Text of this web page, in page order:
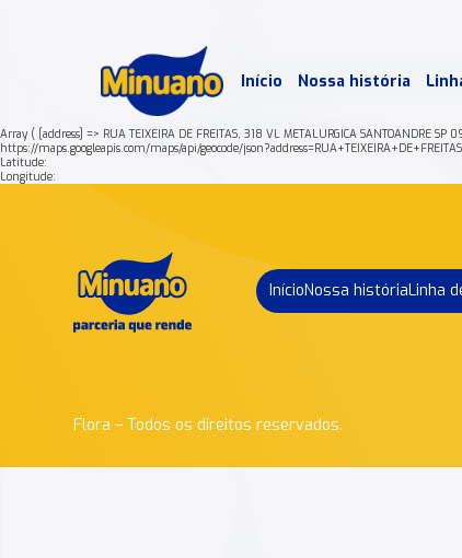
Início Nossa história
Array ( [address] => RUA TEIXEIRA DE FREITAS, 318 VL METALURGICA SANTOANDRE
https://maps.googleapis.com/maps/api/geocode/
Latitude:
Longitude:
InícioNossa históriaLinha
Flora – Todos os direitos reservados.